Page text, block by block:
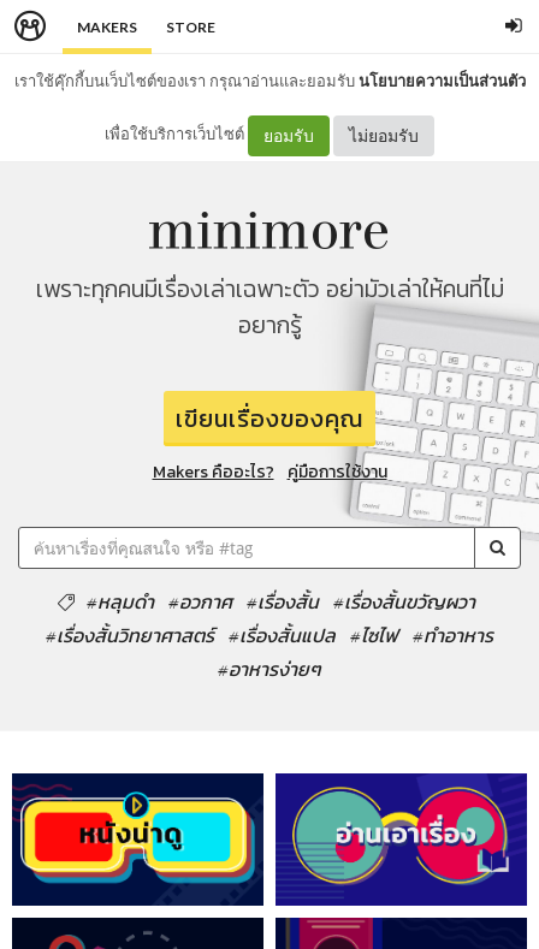
MAKERS STORE
เราใช้คุ๊กกี้บนเว็บไซต์ของเรา กรุณาอ่านและยอมรับนโยบายความเป็นส่วนตัว
เพื่อใช้บริการเว็บไซต์ ยอมรับ ไม่ยอมรับ
เพราะทุกคนมีเรื่องเล่าเฉพาะตัว อย่ามัวเล่าให้คนที่ไม่
อยากรู้
เขียนเรื่องของคุณ
Makers คืออะไร? คู่มือการใช้งาน
#หลุมดำ #อวกาศ #เรื่องสั้น #เรื่องสั้นขวัญผวา
#เรื่องสั้นวิทยาศาสตร์ #เรื่องสั้นแปล #ไซไฟ #ทำอาหาร
#อาหารง่ายๆ